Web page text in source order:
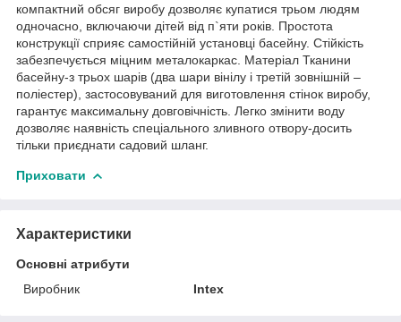
компактний обсяг виробу дозволяє купатися трьом людям
одночасно, включаючи дітей від п`яти років. Простота
конструкції сприяє самостійній установці басейну. Стійкість
забезпечується міцним металокаркас. Матеріал Тканини
басейну-з трьох шарів (два шари вінілу і третій зовнішній –
поліестер), застосовуваний для виготовлення стінок виробу,
гарантує максимальну довговічність. Легко змінити воду
дозволяє наявність спеціального зливного отвору-досить
тільки приєднати садовий шланг.
Приховати
Характеристики
Основні атрибути
Виробник
Intex